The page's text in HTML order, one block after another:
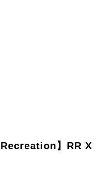
】RR X